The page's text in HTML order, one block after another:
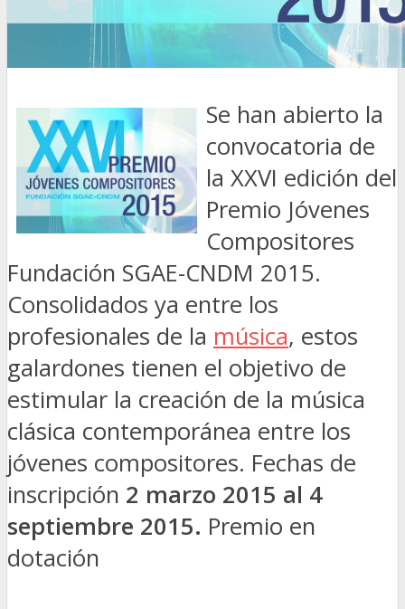
Se han abierto la
convocatoria de
la XXVI edición del
Premio Jóvenes
Compositores
Fundación SGAE-CNDM 2015.
Consolidados ya entre los
profesionales de la música, estos
galardones tienen el objetivo de
estimular la creación de la música
clásica contemporánea entre los
jóvenes compositores. Fechas de
inscripción 2 marzo 2015 al 4
septiembre 2015. Premio en
dotación